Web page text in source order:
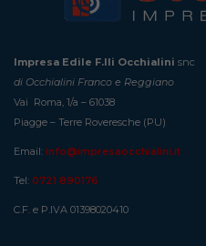
Impresa Edile F.lli Occhialini snc
di Occhialini Franco e Reggiano
Vai Roma, 1/a – 61038
Piagge – Terre Roveresche (PU)
Email: info@impresaocchialini.it
Tel: 0721 890176
C.F. e P.IVA 01398020410